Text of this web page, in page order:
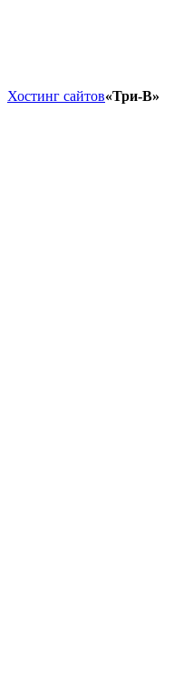
Хостинг сайтов«Три-В»